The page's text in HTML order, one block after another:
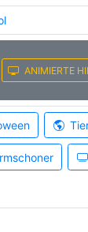
ANIMIERTE